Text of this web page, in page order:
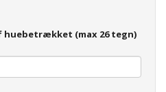
huebetrækket (max 26 tegn)